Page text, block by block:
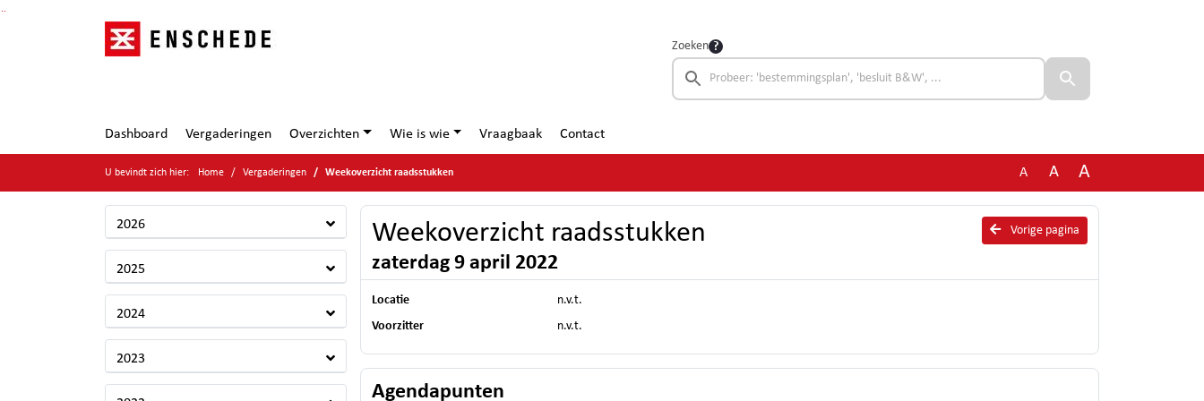
Ga naar de inhoud van deze pagina
Ga naar het zoeken
Ga naar het menu
Zoeken
Dashboard Vergaderingen Overzichten Wie is wie Vraagbaak Contact
U bevindt zich hier: Home Vergaderingen Weekoverzicht raadsstukken A A A
2026
2025
2024
2023
Vorige pagina
Weekoverzicht raadsstukken
zaterdag 9 april 2022
Locatie
n.v.t.
Voorzitter
n.v.t.
Agendapunten